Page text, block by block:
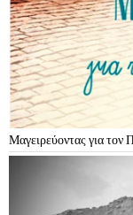
Μαγειρεύοντας για τον